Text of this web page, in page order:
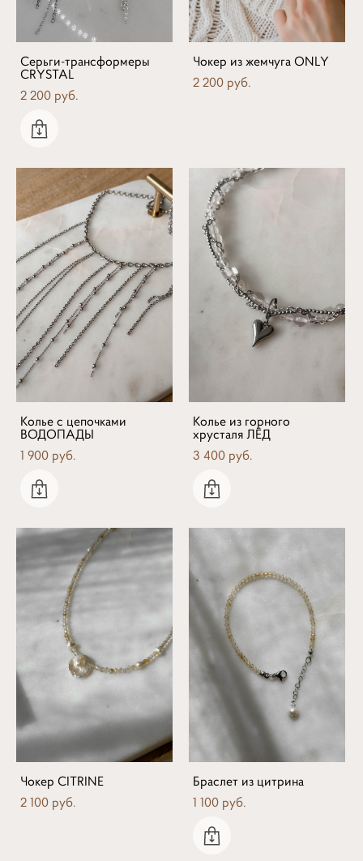
Серьги-трансформеры
CRYSTAL
2 200 pуб.
Чокер из жемчуга ONLY
2 200 pуб.
Колье с цепочками
ВОДОПАДЫ
1 900 pуб.
Колье из горного
хрусталя ЛЁД
3 400 pуб.
Чокер CITRINE
2 100 pуб.
Браслет из цитрина
1 100 pуб.